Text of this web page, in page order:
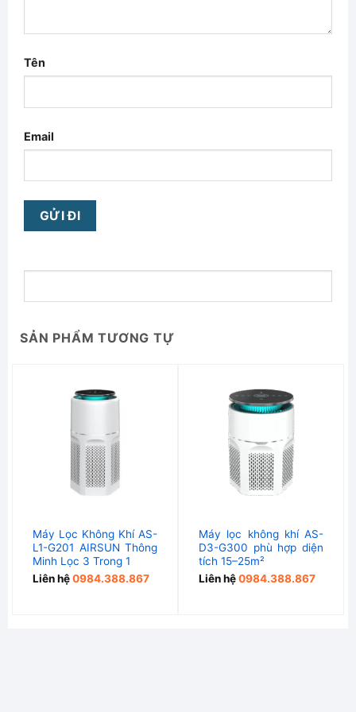
Tên
Email
SẢN PHẨM TƯƠNG TỰ
Máy Lọc Không Khí AS-
L1-G201 AIRSUN Thông
Minh Lọc 3 Trong 1
Liên hệ0984.388.867
Máy lọc không khí AS-
D3-G300 phù hợp diện
tích 15–25m²
Liên hệ0984.388.867